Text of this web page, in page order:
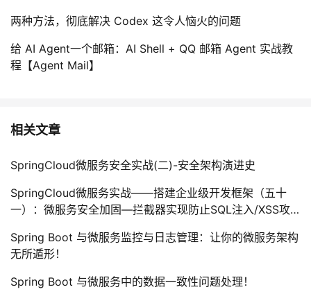
两种方法，彻底解决 Codex 这令人恼火的问题
给 AI Agent一个邮箱：AI Shell + QQ 邮箱 Agent 实战教
程【Agent Mail】
相关文章
SpringCloud微服务安全实战(二)-安全架构演进史
SpringCloud微服务实战——搭建企业级开发框架（五十
一）：微服务安全加固—拦截器实现防止SQL注入/XSS攻
Spring Boot 与微服务监控与日志管理：让你的微服务架构
无所遁形！
Spring Boot 与微服务中的数据一致性问题处理！